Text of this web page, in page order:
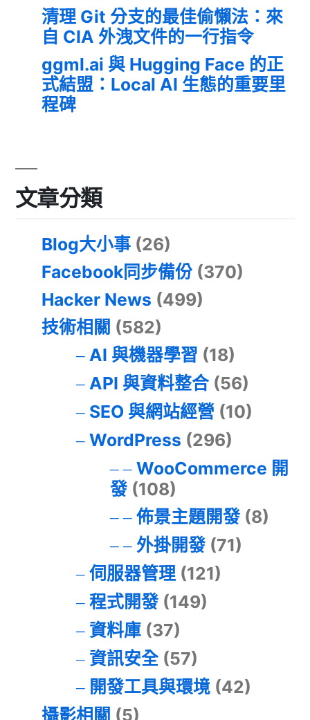
清理 Git 分支的最佳偷懶法：來
自 CIA 外洩文件的一行指令
ggml.ai 與 Hugging Face 的正
式結盟：Local AI 生態的重要里
程碑
文章分類
Blog大小事 (26)
Facebook同步備份 (370)
Hacker News (499)
技術相關 (582)
AI 與機器學習 (18)
API 與資料整合(56)
SEO 與網站經營 (10)
WordPress (296)
WooCommerce 開
發(108)
佈景主題開發(8)
外掛開發(71)
伺服器管理(121)
程式開發(149)
資料庫(37)
資訊安全(57)
開發工具與環境(42)
攝影相關 (5)